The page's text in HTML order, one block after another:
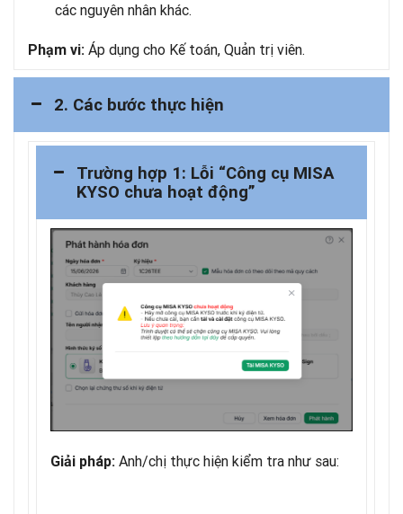
các nguyên nhân khác.
Phạm vi: Áp dụng cho Kế toán, Quản trị viên.
2. Các bước thực hiện
Trường hợp 1: Lỗi “Công cụ MISA
KYSO chưa hoạt động”
Giải pháp: Anh/chị thực hiện kiểm tra như sau: